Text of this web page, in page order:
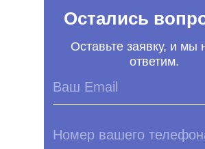
Остались
Оставьте заявку, и мы
ответим.